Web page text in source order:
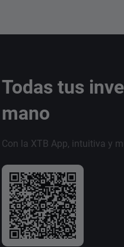
Todas tus
mano
Con la XTB App, intuitiva y